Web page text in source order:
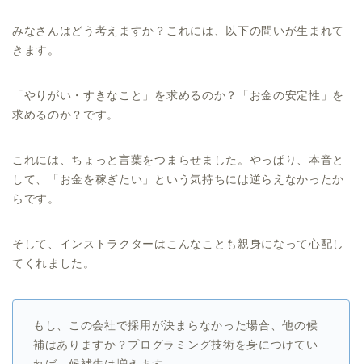
みなさんはどう考えますか？これには、以下の問いが生まれて
きます。
「やりがい・すきなこと」を求めるのか？「お金の安定性」を
求めるのか？です。
これには、ちょっと言葉をつまらせました。やっぱり、本音と
して、「お金を稼ぎたい」という気持ちには逆らえなかったか
らです。
そして、インストラクターはこんなことも親身になって心配し
てくれました。
もし、この会社で採用が決まらなかった場合、他の候
補はありますか？プログラミング技術を身につけてい